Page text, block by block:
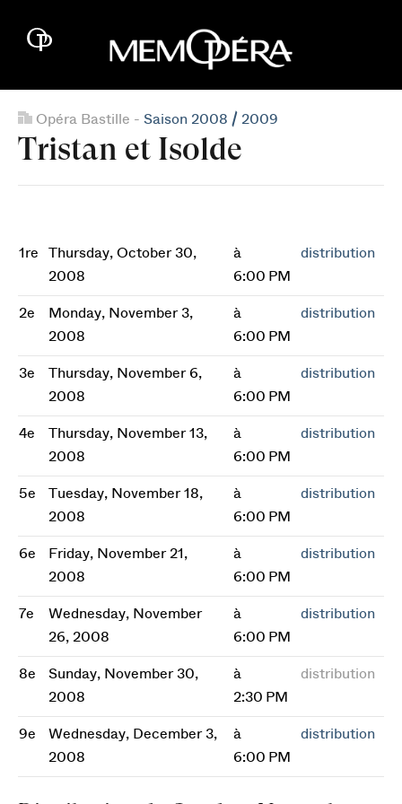
Opéra Bastille - Saison 2008 / 2009
Tristan et Isolde
1re
Thursday, October 30,
2008
à
6:00 PM
distribution
2e
Monday, November 3,
2008
à
6:00 PM
distribution
3e
Thursday, November 6,
2008
à
6:00 PM
distribution
4e
Thursday, November 13,
2008
à
6:00 PM
distribution
5e
Tuesday, November 18,
2008
à
6:00 PM
distribution
6e
Friday, November 21,
2008
à
6:00 PM
distribution
7e
Wednesday, November
26, 2008
à
6:00 PM
distribution
8e
Sunday, November 30,
2008
à
2:30 PM
distribution
9e
Wednesday, December 3,
2008
à
6:00 PM
distribution